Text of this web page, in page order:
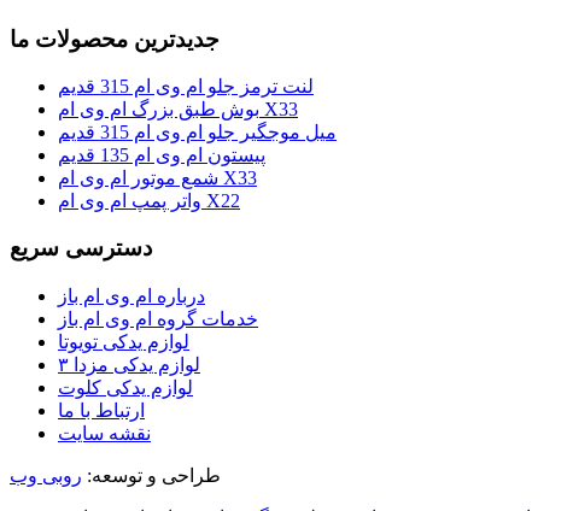
جدیدترین محصولات ما
لنت ترمز جلو ام وی ام 315 قدیم
بوش طبق بزرگ ام وی ام X33
میل موجگیر جلو ام وی ام 315 قدیم
پیستون ام وی ام 135 قدیم
شمع موتور ام وی ام X33
واتر پمپ ام وی ام X22
دسترسی سریع
درباره ام وی ام باز
خدمات گروه ام وی ام باز
لوازم یدکی تویوتا
لوازم یدکی مزدا ۳
لوازم یدکی کلوت
ارتباط با ما
نقشه سایت
طراحی و توسعه: روبی وب